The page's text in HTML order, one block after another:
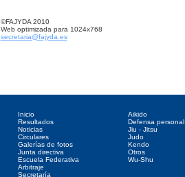
©FAJYDA 2010
Web optimizada para 1024x768
secretaria@fajyda.es
Inicio
Resultados
Noticias
Circulares
Galerías de fotos
Junta directiva
Escuela Federativa
Arbitraje
Secretaría
Aikido
Defensa personal
Jiu - Jitsu
Judo
Kendo
Otros
Wu-Shu